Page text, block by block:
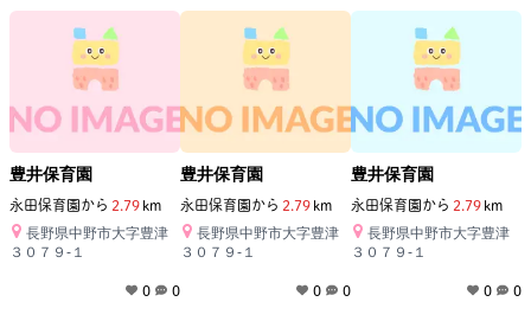
豊井保育園
永田保育園から 2.79 km
長野県中野市大字豊津
３０７９‐１
0 0
豊井保育園
永田保育園から 2.79 km
長野県中野市大字豊津
３０７９‐１
0 0
豊井保育園
永田保育園から 2.79 km
長野県中野市大字豊津
３０７９‐１
0 0